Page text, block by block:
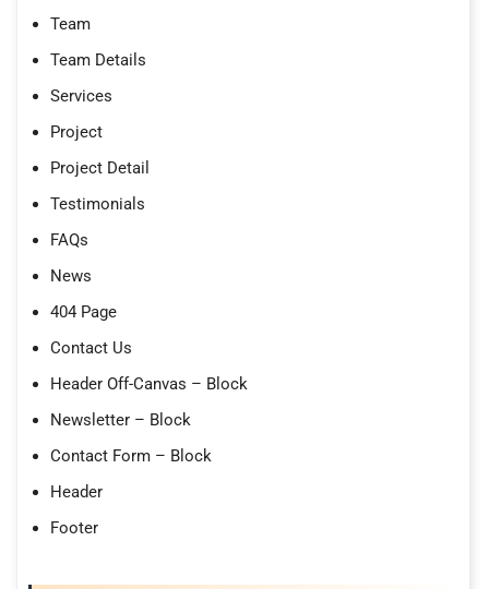
Team
Team Details
Services
Project
Project Detail
Testimonials
FAQs
News
404 Page
Contact Us
Header Off-Canvas – Block
Newsletter – Block
Contact Form – Block
Header
Footer